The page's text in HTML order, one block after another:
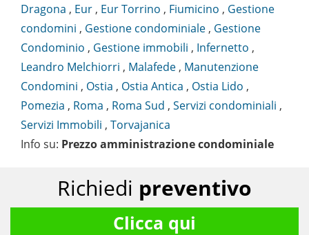
Dragona , Eur , Eur Torrino , Fiumicino , Gestione
condomini , Gestione condominiale , Gestione
Condominio , Gestione immobili , Infernetto ,
Leandro Melchiorri , Malafede , Manutenzione
Condomini , Ostia , Ostia Antica , Ostia Lido ,
Pomezia , Roma , Roma Sud , Servizi condominiali ,
Servizi Immobili , Torvajanica
Info su: Prezzo amministrazione condominiale
Richiedi preventivo
Clicca qui